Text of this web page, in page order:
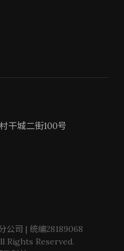
干城二街100号
公司 | 统编28189068
Rights Reserved.